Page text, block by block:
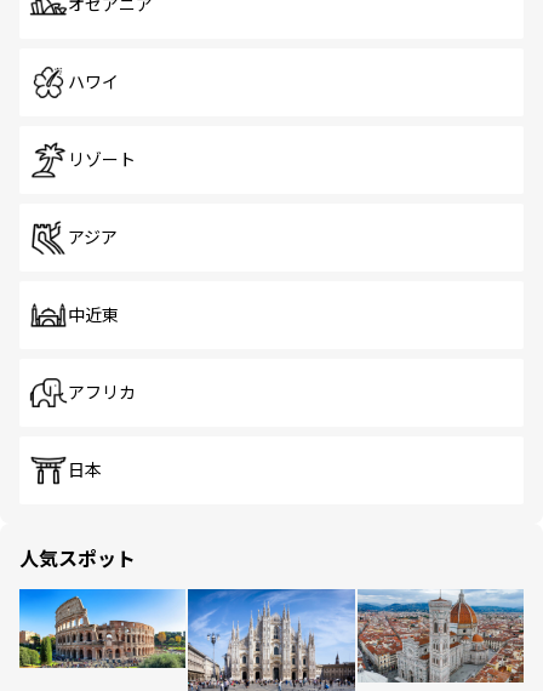
オセアニア
ハワイ
リゾート
アジア
中近東
アフリカ
日本
人気スポット